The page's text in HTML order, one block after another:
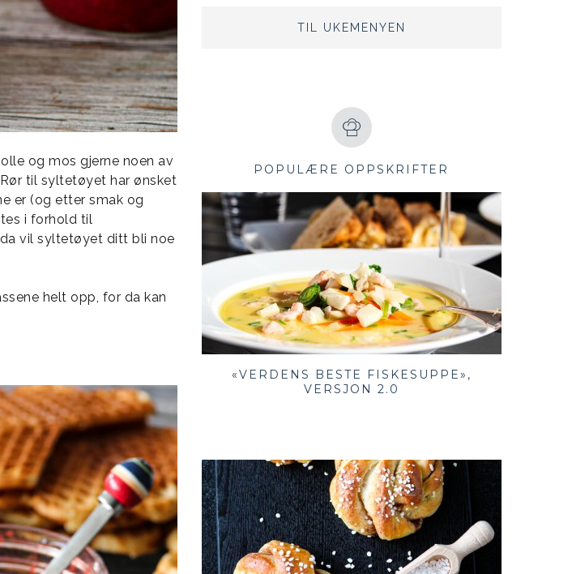
og mos gjerne noen av
til syltetøyet har ønsket
er (og etter smak og
i forhold til
vil syltetøyet ditt bli noe
helt opp, for da kan
TIL UKEMENYEN
POPULÆRE OPPSKRIFTER
«VERDENS BESTE FISKESUPPE»,
VERSJON 2.0